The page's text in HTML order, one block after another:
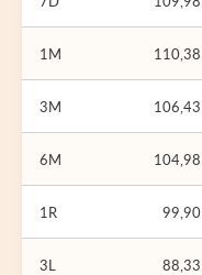
1M 110,38
3M 106,43
6M 104,98
1R 99,90
3L 88,33